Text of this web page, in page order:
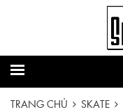
TRANG CHỦ SKATE